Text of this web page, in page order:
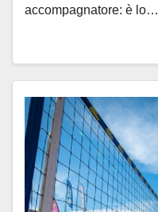
accompagnatore: è lo…